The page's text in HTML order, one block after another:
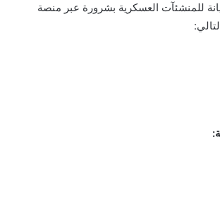
للمنشئآت العسكرية بشرورة عبر منصة